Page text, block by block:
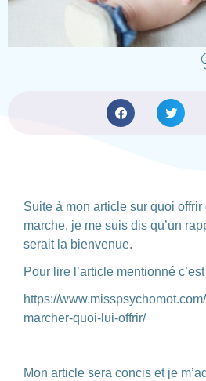
Suite à mon article sur quoi
marche, je me suis dis qu’un
serait la bienvenue.
Pour lire l’article mentionné
https://
marcher-quoi-lui-offrir/
Mon article sera concis et je